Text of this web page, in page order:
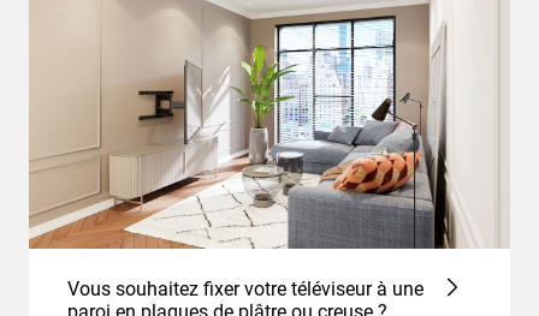
Vous souhaitez fixer votre téléviseur à une